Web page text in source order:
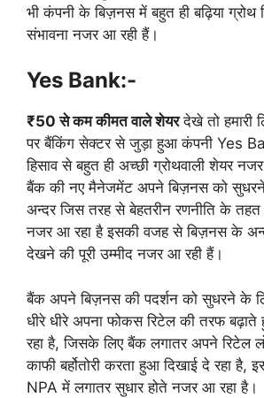
भी कंपनी के बिज़नस में बहुत ही बढ़िया ग्रोथ
संभावना नजर आ रही हैं।
Yes Bank:-
₹50 से कम कीमत वाले शेयरदेखे तो हमारी
पर बैंकिंग सेक्टर से जुड़ा हुआ कंपनी Yes
हिसाव से बहुत ही अच्छी ग्रोथवाली शेयर
बैंक की नए मैनेजमेंट अपने बिज़नस को
अन्दर जिस तरह से बेहतरीन रणनीति के
नजर आ रहा है इसकी वजह से बिज़नस के
देखने की पूरी उम्मीद नजर आ रही हैं।
बैंक अपने बिज़नस की पदर्शन को सुधरने के
धीरे धीरे अपना फोकस रिटेल की तरफ
रहा है, जिसके लिए बैंक लगातर अपने रिटेल
काफी बर्होतोरी करता हुआ दिखाई दे रहा
NPA में लगातर सुधार होते नजर आ रहा है।